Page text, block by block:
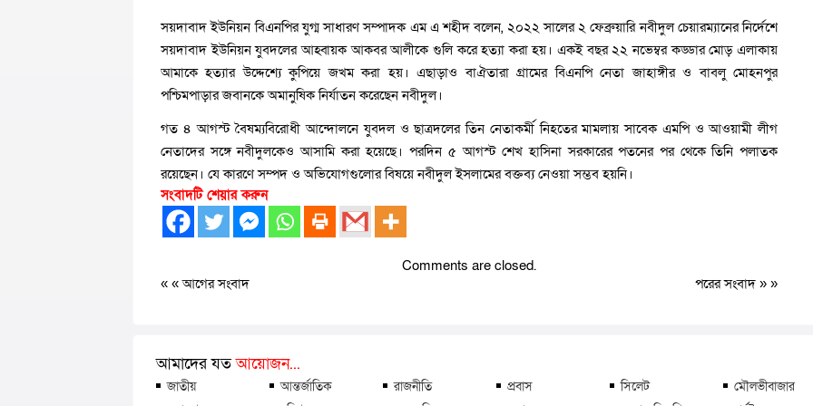
সয়দাবাদ ইউনিয়ন বিএনপির যুগ্ম সাধারণ সম্পাদক এম এ শহীদ বলেন, ২০২২ সালের ২ ফেব্রুয়ারি নবীদুল চেয়ারম্যানের নির্দেশে
সয়দাবাদ ইউনিয়ন যুবদলের আহ্বায়ক আকবর আলীকে গুলি করে হত্যা করা হয়। একই বছর ২২ নভেম্বর কড্ডার মোড় এলাকায়
আমাকে হত্যার উদ্দেশ্যে কুপিয়ে জখম করা হয়। এছাড়াও বাঐতারা গ্রামের বিএনপি নেতা জাহাঙ্গীর ও বাবলু মোহনপুর
পশ্চিমপাড়ার জবানকে অমানুষিক নির্যাতন করেছেন নবীদুল।
গত ৪ আগস্ট বৈষম্যবিরোধী আন্দোলনে যুবদল ও ছাত্রদলের তিন নেতাকর্মী নিহতের মামলায় সাবেক এমপি ও আওয়ামী লীগ
নেতাদের সঙ্গে নবীদুলকেও আসামি করা হয়েছে। পরদিন ৫ আগস্ট শেখ হাসিনা সরকারের পতনের পর থেকে তিনি পলাতক
রয়েছেন। যে কারণে সম্পদ ও অভিযোগগুলোর বিষয়ে নবীদুল ইসলামের বক্তব্য নেওয়া সম্ভব হয়নি।
সংবাদটি শেয়ার করুন
Comments are closed.
« «আগের সংবাদ পরের সংবাদ » »
আমাদের যতআয়োজন...
জাতীয় আন্তর্জাতিক রাজনীতি প্রবাস সিলেট
মৌলভীবাজার